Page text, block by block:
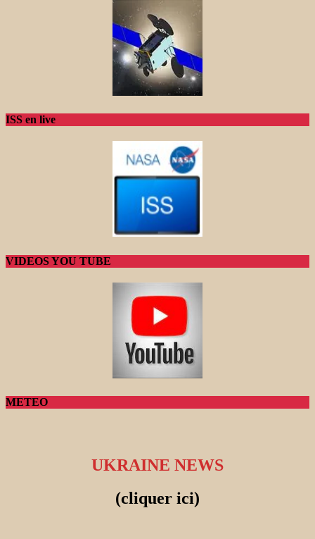
ISS en live
VIDEOS YOU TUBE
METEO
UKRAINE NEWS
(cliquer ici)